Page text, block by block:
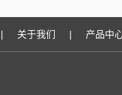
| 关于我们 | 产品中